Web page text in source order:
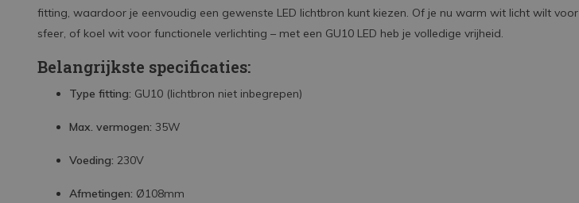
fitting, waardoor je eenvoudig een gewenste LED lichtbron kunt kiezen. Of je nu warm wit licht wilt voor
sfeer, of koel wit voor functionele verlichting – met een GU10 LED heb je volledige vrijheid.
Belangrijkste specificaties:
Type fitting: GU10 (lichtbron niet inbegrepen)
Max. vermogen: 35W
Voeding: 230V
Afmetingen: Ø108mm